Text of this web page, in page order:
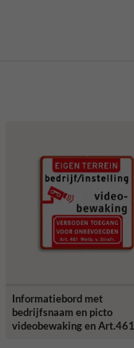
Informatiebord met
bedrijfsnaam en picto
videobewaking en Art.461